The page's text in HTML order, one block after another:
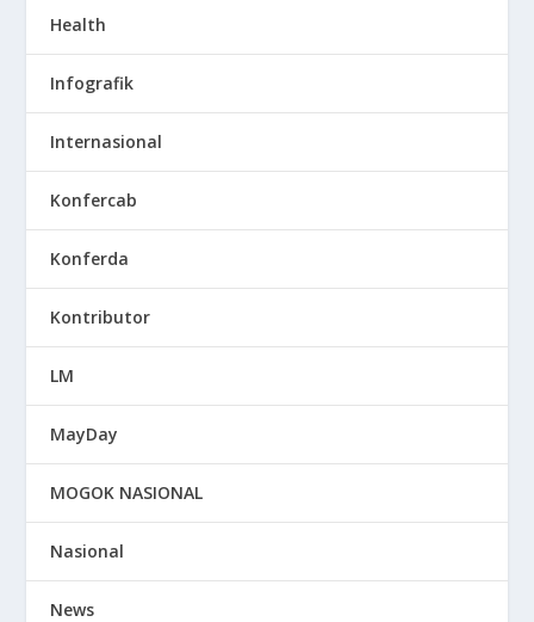
Health
Infografik
Internasional
Konfercab
Konferda
Kontributor
LM
MayDay
MOGOK NASIONAL
Nasional
News